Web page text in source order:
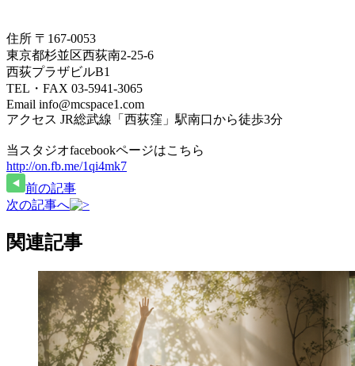
住所 〒167-0053
東京都杉並区西荻南2-25-6
西荻プラザビルB1
TEL・FAX 03-5941-3065
Email info@mcspace1.com
アクセス JR総武線「西荻窪」駅南口から徒歩3分
当スタジオfacebookページはこちら
http://on.fb.me/1qi4mk7
前の記事
次の記事へ
関連記事